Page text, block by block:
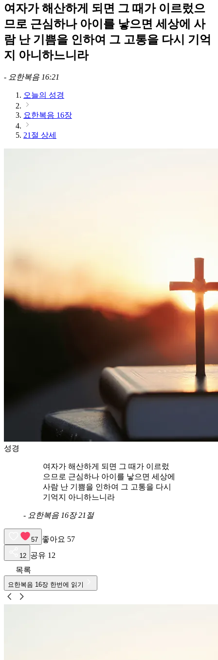
여자가 해산하게 되면 그 때가 이르렀으
므로 근심하나 아이를 낳으면 세상에 사
람 난 기쁨을 인하여 그 고통을 다시 기억
지 아니하느니라
- 요한복음 16:21
오늘의 성경
요한복음 16장
21절 상세
성경
여자가 해산하게 되면 그 때가 이르렀
으므로 근심하나 아이를 낳으면 세상에
사람 난 기쁨을 인하여 그 고통을 다시
기억지 아니하느니라
- 요한복음 16장 21절
57 좋아요 57
12 공유 12
목록
요한복음 16장 한번에 읽기